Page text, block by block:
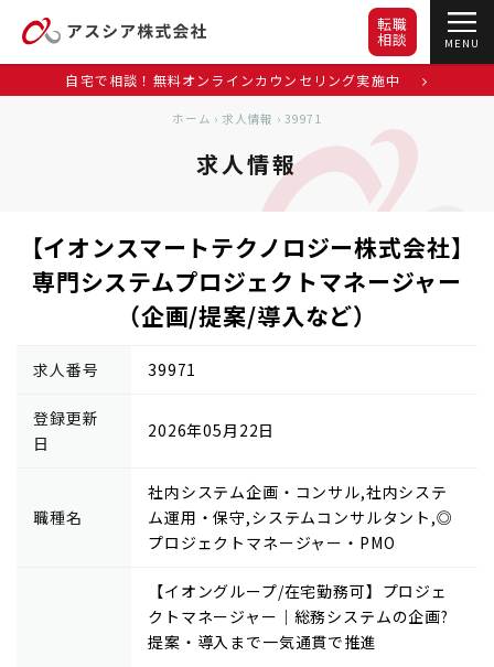
MENU
転職
相談
自宅で相談！無料オンラインカウンセリング実施中
ホーム › 求人情報 › 39971
求人情報
【イオンスマートテクノロジー株式会社】
専門システムプロジェクトマネージャー
（企画/提案/導入など）
求人番号 39971
登録更新
日
2026年05月22日
職種名
社内システム企画・コンサル,社内システ
ム運用・保守,システムコンサルタント,◎
プロジェクトマネージャー・PMO
【イオングループ/在宅勤務可】プロジェ
クトマネージャー｜総務システムの企画?
提案・導入まで一気通貫で推進